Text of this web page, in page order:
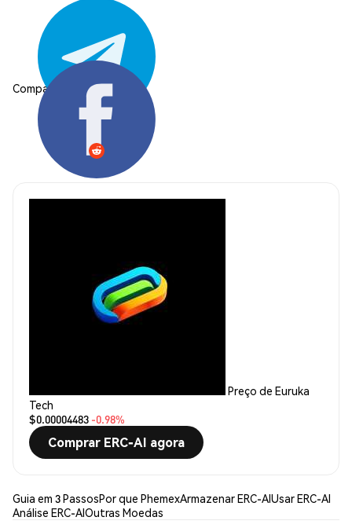
Compartilhar:
Preço de Euruka
Tech
$0.00004483 -0.98%
Comprar ERC-AI agora
Guia em 3 PassosPor que PhemexArmazenar ERC-AIUsar ERC-AI
Análise ERC-AIOutras Moedas